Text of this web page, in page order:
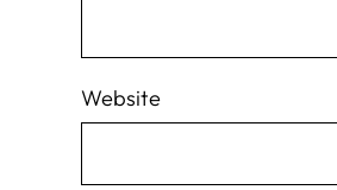
Website